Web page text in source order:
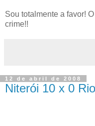
Sou totalmente a favor!
crime!!
12 de abril de 2008
Niterói 10 x 0 Rio